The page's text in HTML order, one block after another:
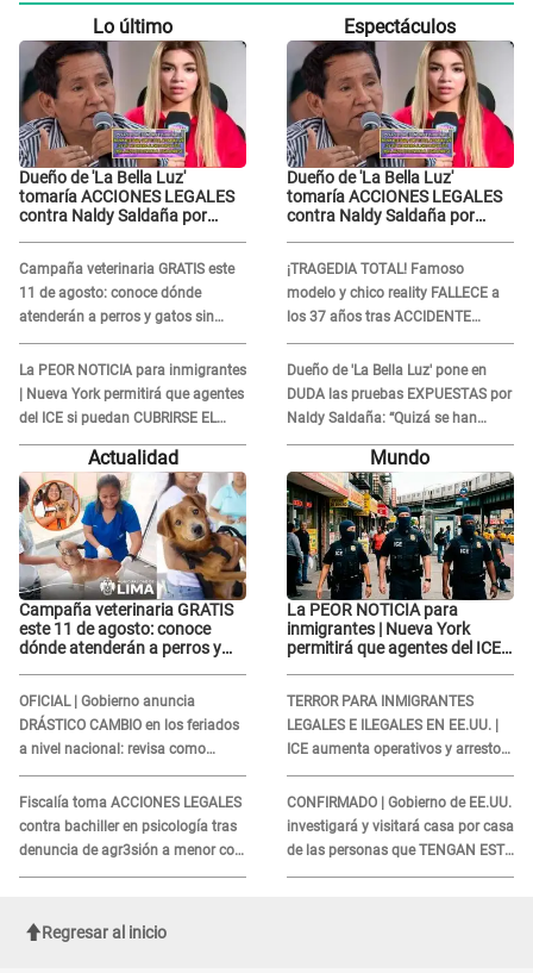
Lo último
Dueño de 'La Bella Luz'
tomaría ACCIONES LEGALES
contra Naldy Saldaña por
Campaña veterinaria GRATIS este
11 de agosto: conoce dónde
atenderán a perros y gatos sin
costo
La PEOR NOTICIA para inmigrantes
| Nueva York permitirá que agentes
del ICE si puedan CUBRIRSE EL
ROSTRO
Espectáculos
Dueño de 'La Bella Luz'
tomaría ACCIONES LEGALES
contra Naldy Saldaña por
¡TRAGEDIA TOTAL! Famoso
modelo y chico reality FALLECE a
los 37 años tras ACCIDENTE
durante la grabación de un
comercial
Dueño de 'La Bella Luz' pone en
DUDA las pruebas EXPUESTAS por
Naldy Saldaña: “Quizá se han
editado...”
Actualidad
Campaña veterinaria GRATIS
este 11 de agosto: conoce
dónde atenderán a perros y
OFICIAL | Gobierno anuncia
DRÁSTICO CAMBIO en los feriados
a nivel nacional: revisa como
quedarán los DÍAS LIBRES
Fiscalía toma ACCIONES LEGALES
contra bachiller en psicología tras
denuncia de agr3sión a menor con
autismo
Mundo
La PEOR NOTICIA para
inmigrantes | Nueva York
permitirá que agentes del ICE
TERROR PARA INMIGRANTES
LEGALES E ILEGALES EN EE.UU. |
ICE aumenta operativos y arrestos
a extranjeros en aeropuertos
CONFIRMADO | Gobierno de EE.UU.
investigará y visitará casa por casa
de las personas que TENGAN ESTE
TRABAJO
Regresar al inicio